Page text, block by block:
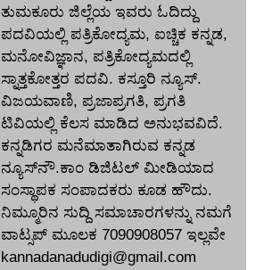
ತುಮಕೂರು ಜಿಲ್ಲೆಯ ಇವರು ಓದಿದ್ದು
ಪದವಿಯಲ್ಲಿ ಪತ್ರಿಕೋದ್ಯಮ, ಐಚ್ಚಿಕ ಕನ್ನಡ,
ಮನೋವಿಜ್ಞಾನ, ಪತ್ರಿಕೋದ್ಯಮದಲ್ಲಿ
ಸ್ನಾತ್ತಕೋತ್ತರ ಪದವಿ. ಕಸ್ತೂರಿ ನ್ಯೂಸ್‌.
ವಿಜಯವಾಣಿ, ಪ್ರಜಾಪ್ರಗತಿ, ಪ್ರಗತಿ
ಟಿವಿಯಲ್ಲಿ ಕೆಲಸ ಮಾಡಿದ ಅನುಭವವಿದೆ.
ಕನ್ನಡಿಗರ ಮನೆಮಾತಾಗಿರುವ ಕನ್ನಡ
ನ್ಯೂಸ್‌ನೌ.ಕಾಂ ಡಿಜಿಟಲ್‌ ಮೀಡಿಯಾದ
ಸಂಸ್ಥಾಪಕ ಸಂಪಾದಕರು ಕೂಡ ಹೌದು.
ನಿಮ್ಮೂರಿನ ಸುದ್ದಿ ಸಮಾಚಾರಗಳನ್ನು ನಮಗೆ
ವಾಟ್ಸಪ್‌ ಮೂಲಕ 7090908057 ಇಲ್ಲವೇ
kannadanadudigi@gmail.com